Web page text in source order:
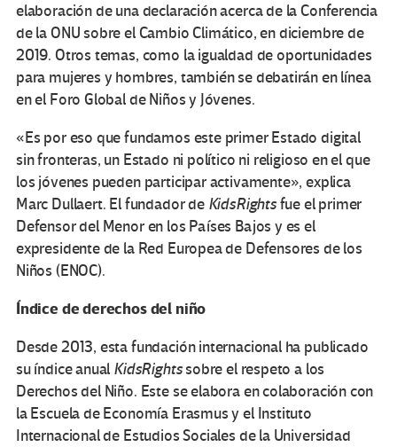
elaboración de una declaración acerca de la Conferencia
de la ONU sobre el Cambio Climático, en diciembre de
2019. Otros temas, como la igualdad de oportunidades
para mujeres y hombres, también se debatirán en línea
en el Foro Global de Niños y Jóvenes.
«Es por eso que fundamos este primer Estado digital
sin fronteras, un Estado ni político ni religioso en el que
los jóvenes pueden participar activamente», explica
Marc Dullaert. El fundador de KidsRightsfue el primer
Defensor del Menor en los Países Bajos y es el
expresidente de la Red Europea de Defensores de los
Niños (ENOC).
Índice de derechos del niño
Desde 2013, esta fundación internacional ha publicado
su índice anual KidsRightssobre el respeto a los
Derechos del Niño. Este se elabora en colaboración con
la Escuela de Economía Erasmus y el Instituto
Internacional de Estudios Sociales de la Universidad